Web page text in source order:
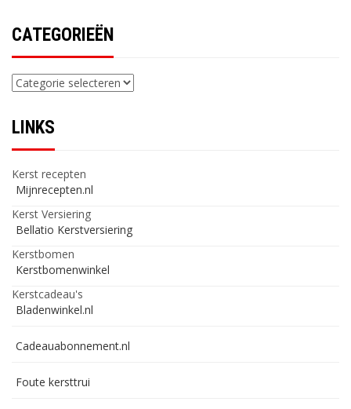
CATEGORIEËN
Categorieën
LINKS
Kerst recepten
Mijnrecepten.nl
Kerst Versiering
Bellatio Kerstversiering
Kerstbomen
Kerstbomenwinkel
Kerstcadeau's
Bladenwinkel.nl
Cadeauabonnement.nl
Foute kersttrui